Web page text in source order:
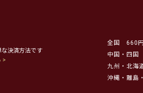
決済方法です
>
全国
660円
中国・四国
九州・北海
沖縄・離島